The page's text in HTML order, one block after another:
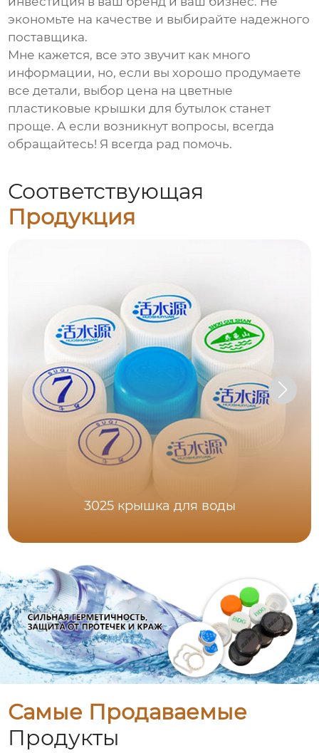
экономьте на качестве и выбирайте надежного
поставщика.
Мне кажется, все это звучит как много
информации, но, если вы хорошо продумаете
все детали, выбор цена на цветные
пластиковые крышки для бутылок станет
проще. А если возникнут вопросы, всегда
обращайтесь! Я всегда рад помочь.
Соответствующая
Продукция
3025 крышка для воды
Самые Продаваемые
Продукты